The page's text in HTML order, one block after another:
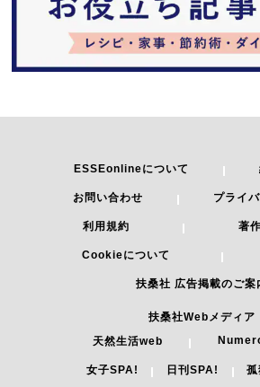
ESSEonlineについて
お問い合わせ プライ
利用規約 著
Cookieについて
扶桑社 広告掲載のご案
扶桑社Webメディア
天然生活web
女子SPA! 日刊SPA! 孤